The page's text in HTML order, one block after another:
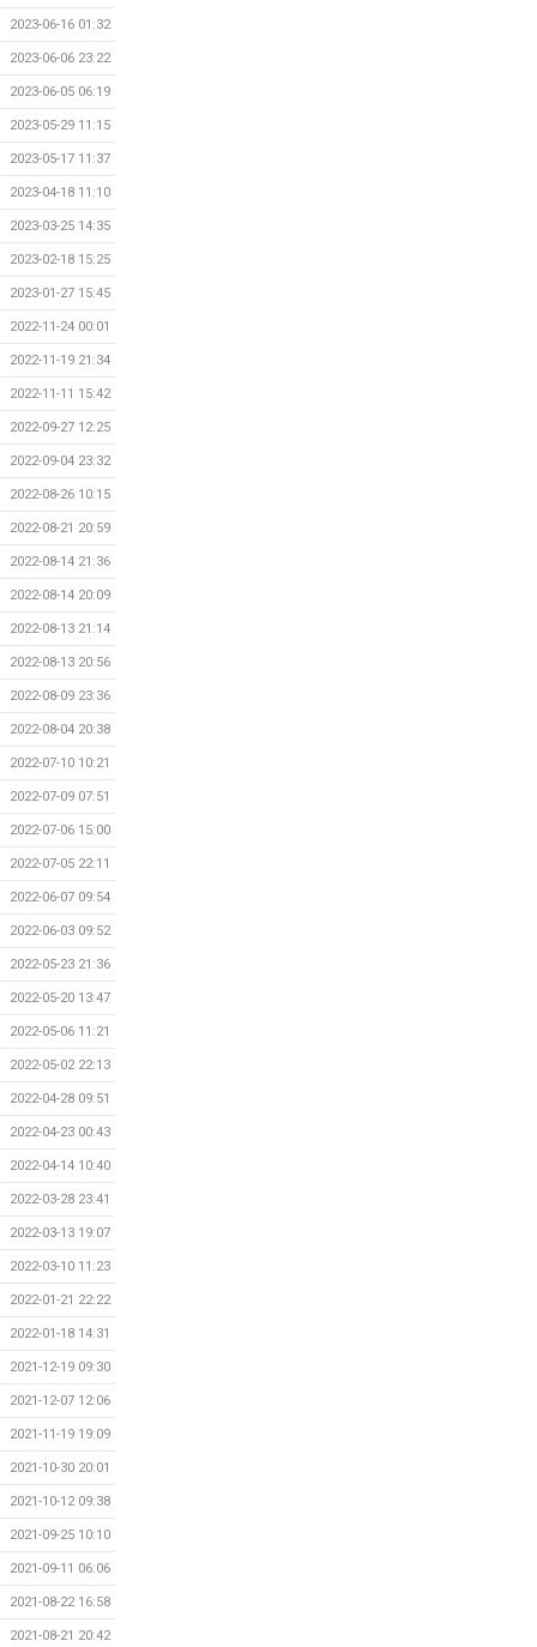
2023-06-16 01:32
2023-06-06 23:22
2023-06-05 06:19
2023-05-29 11:15
2023-05-17 11:37
2023-04-18 11:10
2023-03-25 14:35
2023-02-18 15:25
2023-01-27 15:45
2022-11-24 00:01
2022-11-19 21:34
2022-11-11 15:42
2022-09-27 12:25
2022-09-04 23:32
2022-08-26 10:15
2022-08-21 20:59
2022-08-14 21:36
2022-08-14 20:09
2022-08-13 21:14
2022-08-13 20:56
2022-08-09 23:36
2022-08-04 20:38
2022-07-10 10:21
2022-07-09 07:51
2022-07-06 15:00
2022-07-05 22:11
2022-06-07 09:54
2022-06-03 09:52
2022-05-23 21:36
2022-05-20 13:47
2022-05-06 11:21
2022-05-02 22:13
2022-04-28 09:51
2022-04-23 00:43
2022-04-14 10:40
2022-03-28 23:41
2022-03-13 19:07
2022-03-10 11:23
2022-01-21 22:22
2022-01-18 14:31
2021-12-19 09:30
2021-12-07 12:06
2021-11-19 19:09
2021-10-30 20:01
2021-10-12 09:38
2021-09-25 10:10
2021-09-11 06:06
2021-08-22 16:58
2021-08-21 20:42